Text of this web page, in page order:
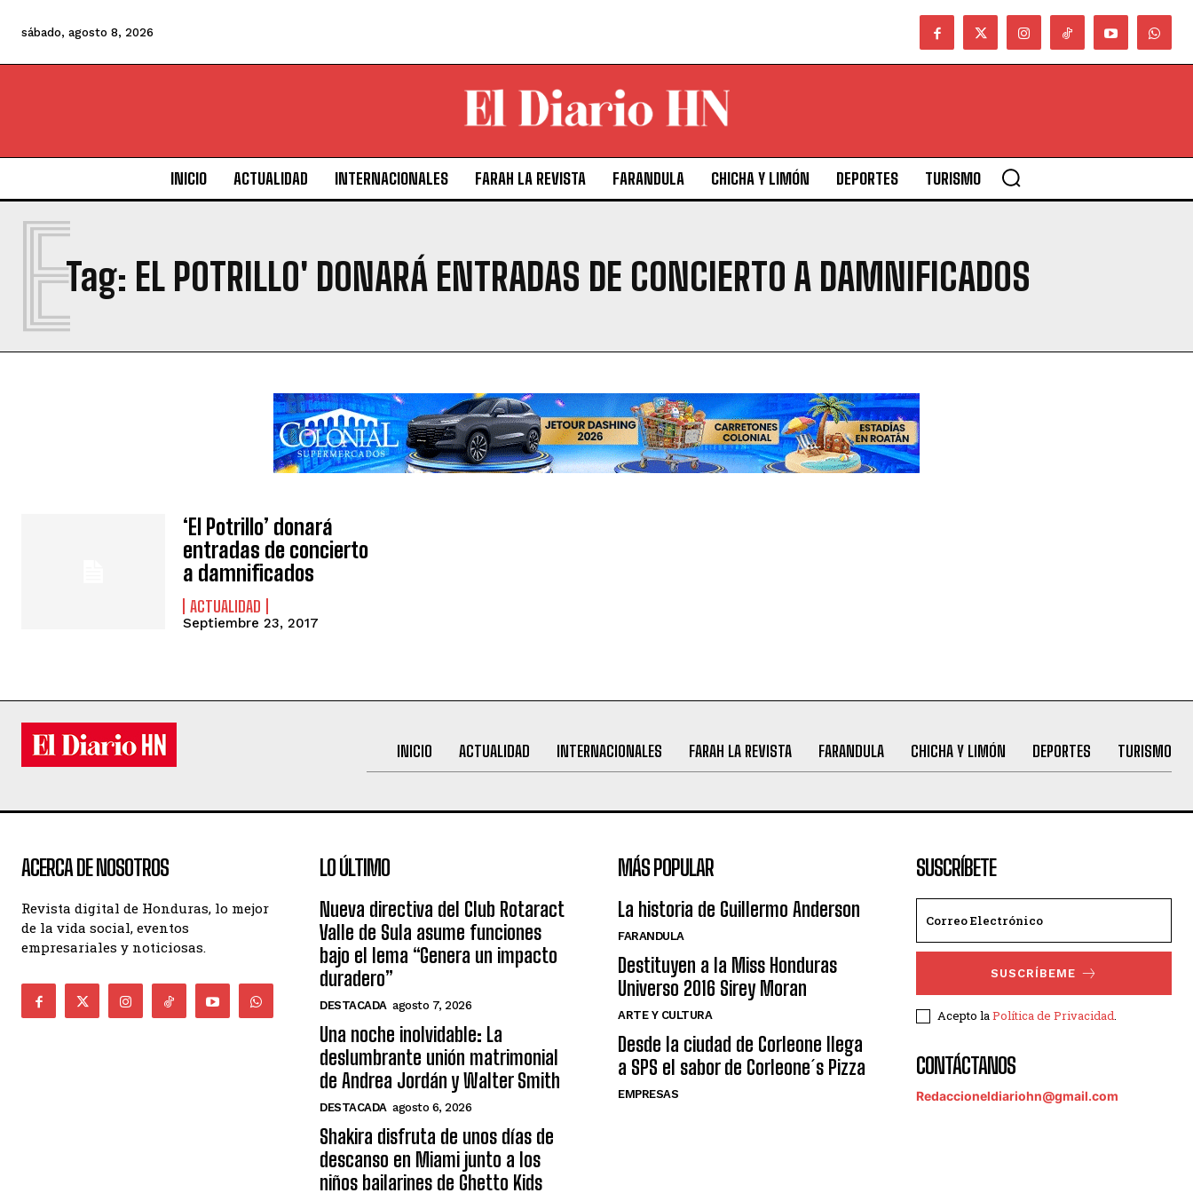
sábado, agosto 8, 2026
INICIO ACTUALIDAD INTERNACIONALES FARAH LA REVISTA FARANDULA CHICHA Y LIMÓN DEPORTES TURISMO
Tag: EL POTRILLO' DONARÁ ENTRADAS DE CONCIERTO A DAMNIFICADOS
E
‘El Potrillo’ donará
entradas de concierto
a damnificados
ACTUALIDAD
Septiembre 23, 2017
INICIO ACTUALIDAD INTERNACIONALES FARAH LA REVISTA FARANDULA CHICHA Y LIMÓN DEPORTES TURISMO
ACERCA DE NOSOTROS
Revista digital de Honduras, lo mejor
de la vida social, eventos
empresariales y noticiosas.
LO ÚLTIMO
Nueva directiva del Club Rotaract
Valle de Sula asume funciones
bajo el lema “Genera un impacto
duradero”
DESTACADA agosto 7, 2026
Una noche inolvidable: La
deslumbrante unión matrimonial
de Andrea Jordán y Walter Smith
DESTACADA agosto 6, 2026
Shakira disfruta de unos días de
descanso en Miami junto a los
niños bailarines de Ghetto Kids
MÁS POPULAR
La historia de Guillermo Anderson
FARANDULA
Destituyen a la Miss Honduras
Universo 2016 Sirey Moran
ARTE Y CULTURA
Desde la ciudad de Corleone llega
a SPS el sabor de Corleone´s Pizza
EMPRESAS
SUSCRÍBETE
SUSCRÍBEME
Acepto laPolítica de Privacidad.
CONTÁCTANOS
Redaccioneldiariohn@gmail.com